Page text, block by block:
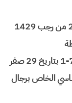
ظهير شريف رقم 67-08-1 صادر في 27 من رجب 1429
ظهير شريف بمثابة قانون رقم 533-72-1 بتاريخ 29 صفر
الأساسي الخاص برجال